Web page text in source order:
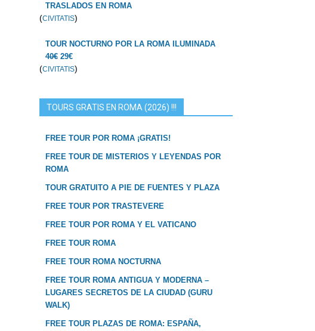
TRASLADOS EN ROMA
(CIVITATIS)
TOUR NOCTURNO POR LA ROMA ILUMINADA
40€ 29€
(CIVITATIS)
TOURS GRATIS EN ROMA (2026) !!!
FREE TOUR POR ROMA ¡GRATIS!
FREE TOUR DE MISTERIOS Y LEYENDAS POR
ROMA
TOUR GRATUITO A PIE DE FUENTES Y PLAZA
FREE TOUR POR TRASTEVERE
FREE TOUR POR ROMA Y EL VATICANO
FREE TOUR ROMA
FREE TOUR ROMA NOCTURNA
FREE TOUR ROMA ANTIGUA Y MODERNA –
LUGARES SECRETOS DE LA CIUDAD (GURU
WALK)
FREE TOUR PLAZAS DE ROMA: ESPAÑA,